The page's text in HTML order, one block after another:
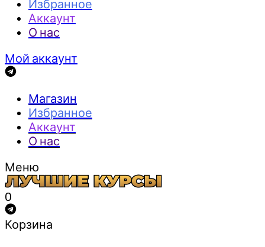
Избранное
Аккаунт
О нас
Мой аккаунт
Магазин
Избранное
Аккаунт
О нас
Меню
0
Корзина